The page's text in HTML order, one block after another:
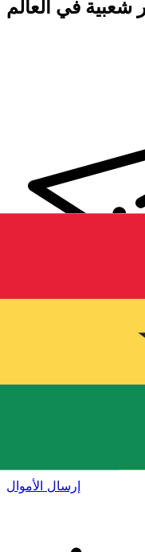
شعبية في العالم
إرسال الأموال